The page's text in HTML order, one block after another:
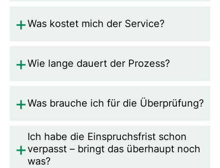
Was kostet mich der Service?
Wie lange dauert der Prozess?
Was brauche ich für die Überprüfung?
Ich habe die Einspruchsfrist schon
verpasst – bringt das überhaupt noch
was?